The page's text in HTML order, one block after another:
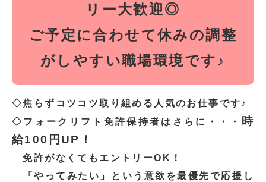
リー大歓迎◎
ご予定に合わせて休みの調整
がしやすい職場環境です♪
◇焦らずコツコツ取り組める人気のお仕事です♪
◇フォークリフト免許保持者はさらに・・・
時
給100円UP！
免許がなくてもエントリーOK！
「やってみたい」という意欲を最優先で応援し